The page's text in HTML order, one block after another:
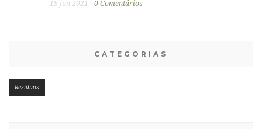
18 jun 2021 0 Comentários
CATEGORIAS
Resíduos